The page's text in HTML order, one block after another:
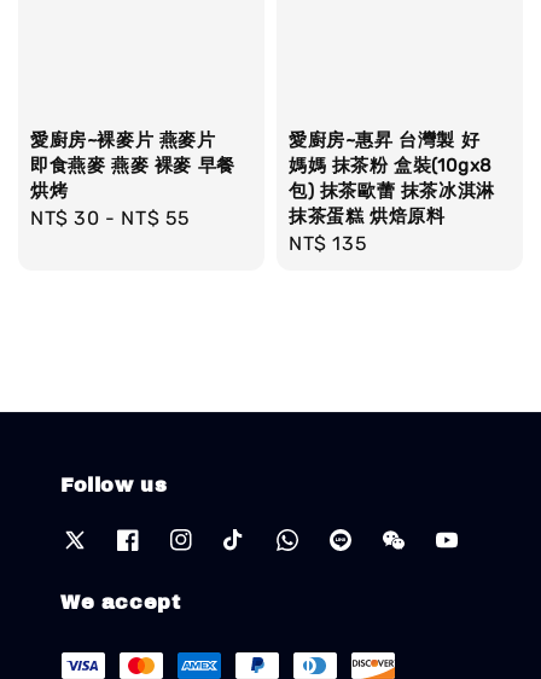
愛廚房~裸麥片 燕麥片
即食燕麥 燕麥 裸麥 早餐
烘烤
Regular
NT$ 30 - NT$ 55
愛廚房~惠昇 台灣製 好
媽媽 抹茶粉 盒裝(10gx8
包) 抹茶歐蕾 抹茶冰淇淋
抹茶蛋糕 烘焙原料
Regular
NT$ 135
Follow us
We accept